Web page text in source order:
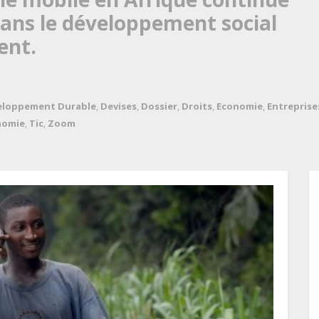
le développement social
Durable, Devises, Dossier, Droits, Economie,
, Tic, Zoom